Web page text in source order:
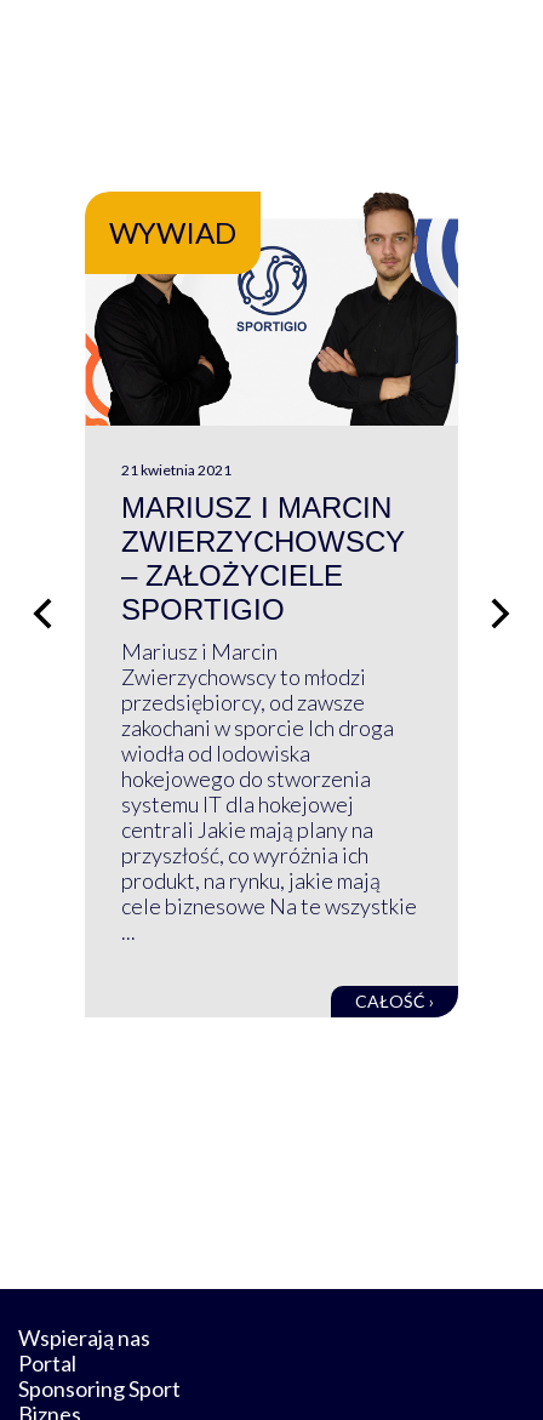
WYWIAD
21 kwietnia 2021
MARIUSZ I MARCIN
ZWIERZYCHOWSCY
– ZAŁOŻYCIELE
SPORTIGIO
Mariusz i Marcin
Zwierzychowscy to młodzi
przedsiębiorcy, od zawsze
zakochani w sporcie Ich droga
wiodła od lodowiska
hokejowego do stworzenia
systemu IT dla hokejowej
centrali Jakie mają plany na
przyszłość, co wyróżnia ich
produkt, na rynku, jakie mają
cele biznesowe Na te wszystkie
...
CAŁOŚĆ ›
Wspierają nas
Portal
Sponsoring Sport
Biznes